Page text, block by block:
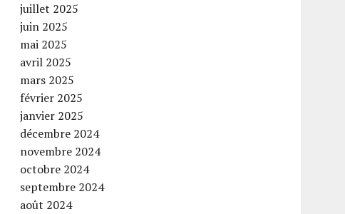
juillet 2025
juin 2025
mai 2025
avril 2025
mars 2025
février 2025
janvier 2025
décembre 2024
novembre 2024
octobre 2024
septembre 2024
août 2024